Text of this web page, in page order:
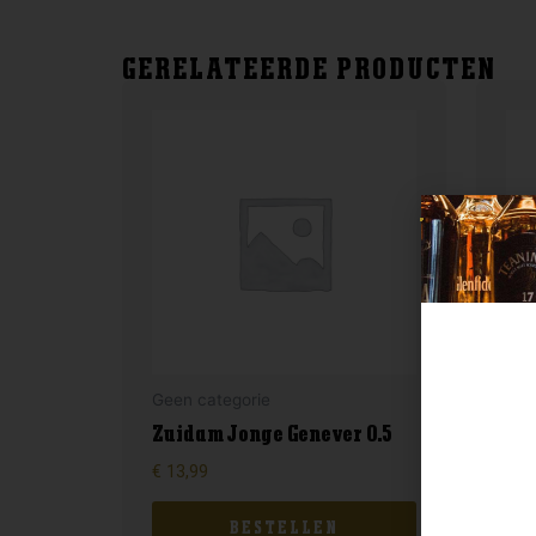
GERELATEERDE PRODUCTEN
Zuidam Jonge Genever 0.5
€ 13,99
BESTELLEN